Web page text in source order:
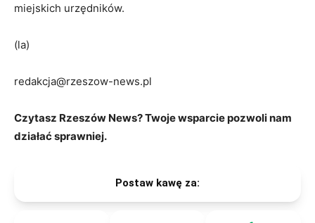
miejskich urzędników.
(la)
redakcja@rzeszow-news.pl
Czytasz Rzeszów News? Twoje wsparcie pozwoli nam
działać sprawniej.
Postaw kawę za: